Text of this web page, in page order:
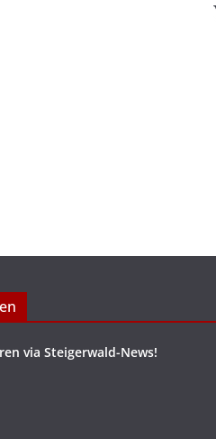
via Steigerwald-News!